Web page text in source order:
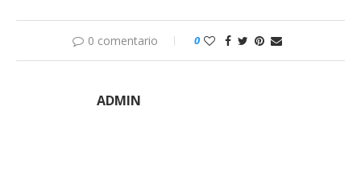
0 comentario 0
ADMIN